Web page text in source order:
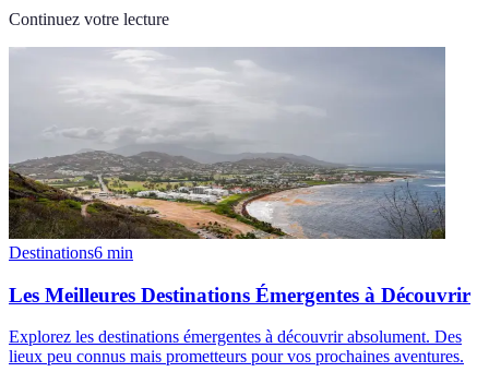
Continuez votre lecture
Destinations6 min
Les Meilleures Destinations Émergentes à Découvrir
Explorez les destinations émergentes à découvrir absolument. Des
lieux peu connus mais prometteurs pour vos prochaines aventures.